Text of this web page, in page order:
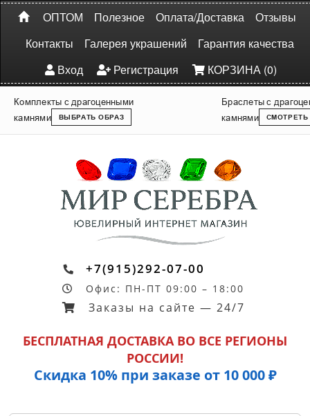
ОПТОМ Полезное Оплата/Доставка
Отзывы
Контакты
Галерея украшений
Гарантия качества
Вход
Регистрация КОРЗИНА (0)
Комплекты с драгоценными
камнями
ВЫБРАТЬ ОБРАЗ
Браслеты с
камнями
СМОТРЕТЬ
+7(915)292-07-00
Офис: ПН-ПТ 09:00 – 18:00
Заказы на сайте — 24/7
БЕСПЛАТНАЯ ДОСТАВКА ВО ВСЕ РЕГИОНЫ
РОССИИ!
Скидка 10% при заказе от 10 000 ₽